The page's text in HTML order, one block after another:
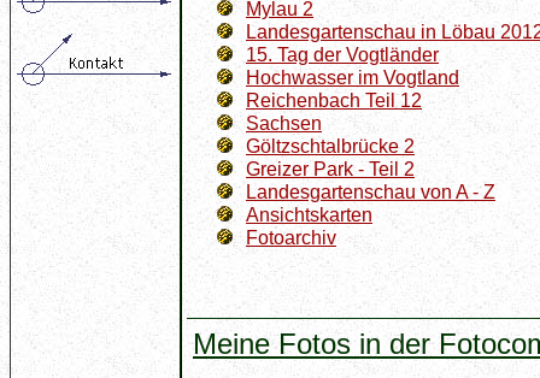
Mylau 2
Landesgartenschau in Löbau
15. Tag der Vogtländer
Hochwasser im Vogtland
Reichenbach Teil 12
Sachsen
Göltzschtalbrücke 2
Greizer Park - Teil 2
Landesgartenschau von A - Z
Ansichtskarten
Fotoarchiv
Meine Fotos in der